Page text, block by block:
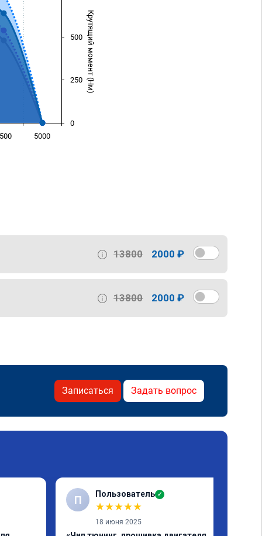
Крутящий момент (Нм)
5000
0
250
500
13800 2000 ₽
13800 2000 ₽
Записаться Задать вопрос
П Пользователь ✓
★★★★★
18 июня 2025